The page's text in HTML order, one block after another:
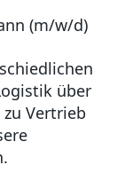
(m/w/d)
über
Vertrieb